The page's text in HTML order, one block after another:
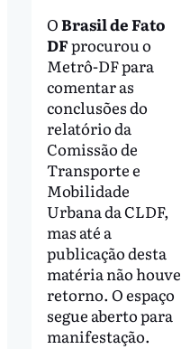
OBrasil de Fato
DFprocurou o
Metrô-DF para
comentar as
conclusões do
relatório da
Comissão de
Transporte e
Mobilidade
Urbana da CLDF,
mas até a
publicação desta
matéria não houve
retorno. O espaço
segue aberto para
manifestação.